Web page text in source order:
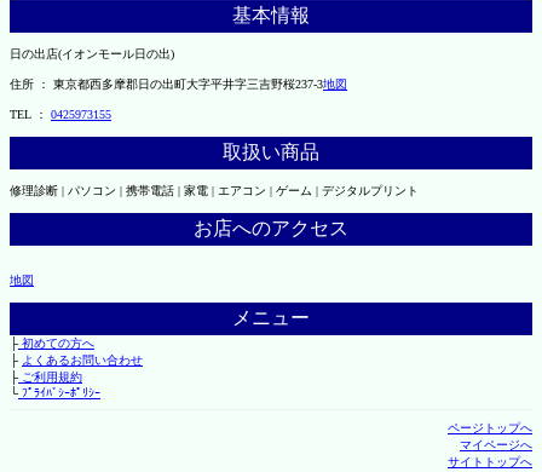
基本情報
日の出店(イオンモール日の出)
住所 ： 東京都西多摩郡日の出町大字平井字三吉野桜237-3地図
TEL ： 0425973155
取扱い商品
修理診断 | パソコン | 携帯電話 | 家電 | エアコン | ゲーム | デジタルプリント
お店へのアクセス
地図
メニュー
├初めての方へ
├ よくあるお問い合わせ
├ご利用規約
└ﾌﾟﾗｲﾊﾞｼｰﾎﾟﾘｼｰ
ページトップへ
マイページへ
サイトトップへ